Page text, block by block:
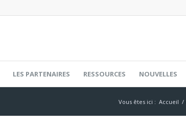
LES PARTENAIRES RESSOURCES NOUVELLES
Vous êtes ici : Accueil /